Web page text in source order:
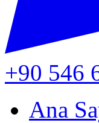
+90 546
Ana